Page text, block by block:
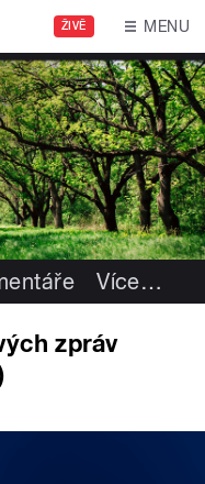
ŽIVĚ MENU
Více…
zpráv